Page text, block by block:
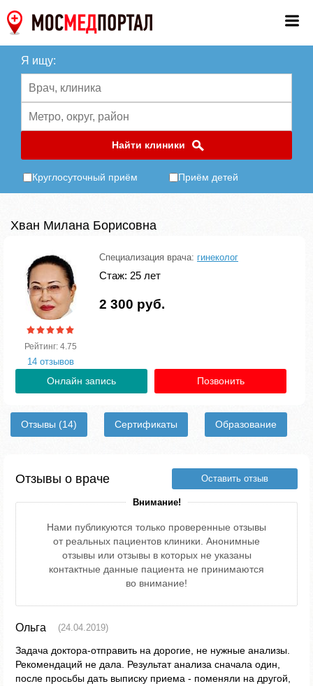
Я ищу:
Найти клиники
Круглосуточный приём Приём детей
Хван Милана Борисовна
Рейтинг: 4.75
14 отзывов
Специализация врача: гинеколог
Стаж: 25 лет
2 300 руб.
Онлайн запись Позвонить
Отзывы (14) Сертификаты Образование
Отзывы о враче Оставить отзыв
Внимание!
Нами публикуются только проверенные отзывы
от реальных пациентов клиники. Анонимные
отзывы или отзывы в которых не указаны
контактные данные пациента не принимаются
во внимание!
Ольга (24.04.2019)
Задача доктора-отправить на дорогие, не нужные анализы.
Рекомендаций не дала. Результат анализа сначала один,
после просьбы дать выписку приема - поменяли на другой,